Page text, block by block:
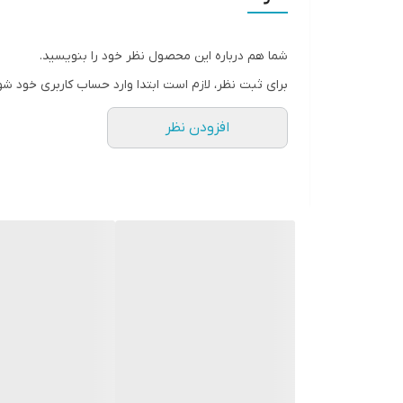
شما هم درباره این محصول نظر خود را بنویسید.
برای ثبت نظر، لازم است ابتدا وارد حساب کاربری خود
افزودن نظر